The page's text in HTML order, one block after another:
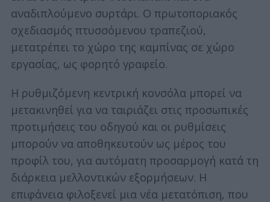
αναδιπλούμενο συρτάρι. Ο πρωτοποριακός
σχεδιασμός πτυσσόμενου τραπεζιού,
μετατρέπει το χώρο της καμπίνας σε χώρο
εργασίας, ως φορητό γραφείο.
Η ρυθμιζόμενη κεντρική κονσόλα μπορεί να
μετακινηθεί για να ταιριάζει στις προσωπικές
προτιμήσεις του οδηγού και οι ρυθμίσεις
μπορούν να αποθηκευτούν ως μέρος του
προφίλ του, για αυτόματη προσαρμογή κατά τη
διάρκεια μελλοντικών εξορμήσεων. Η
επιφάνεια φιλοξενεί μια νέα μετατόπιση, που